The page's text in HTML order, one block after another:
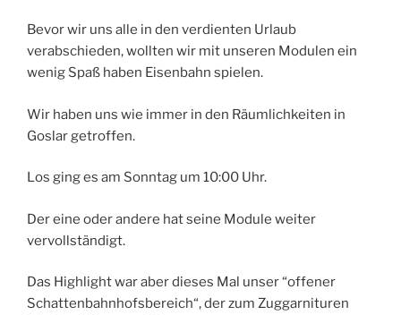
Bevor wir uns alle in den verdienten Urlaub
verabschieden, wollten wir mit unseren Modulen ein
wenig Spaß haben Eisenbahn spielen.
Wir haben uns wie immer in den Räumlichkeiten in
Goslar getroffen.
Los ging es am Sonntag um 10:00 Uhr.
Der eine oder andere hat seine Module weiter
vervollständigt.
Das Highlight war aber dieses Mal unser “offener
Schattenbahnhofsbereich“, der zum Zuggarnituren